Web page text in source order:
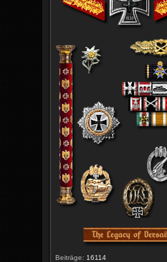
Beiträge: 16114